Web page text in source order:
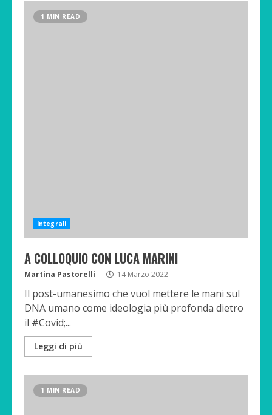
1 MIN READ
Integrali
A COLLOQUIO CON LUCA MARINI
Martina Pastorelli 14 Marzo 2022
Il post-umanesimo che vuol mettere le mani sul
DNA umano come ideologia più profonda dietro
il #Covid;...
Leggi di più
1 MIN READ